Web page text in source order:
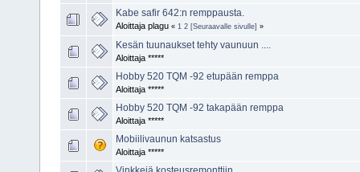
Kabe safir 642:n remppausta.
Aloittaja plagu « 1 2 [Seuraavalle sivulle] »
Kesän tuunaukset tehty vaunuun ....
Aloittaja *****
Hobby 520 TQM -92 etupään remppa
Aloittaja *****
Hobby 520 TQM -92 takapään remppa
Aloittaja *****
Mobiilivaunun katsastus
Aloittaja *****